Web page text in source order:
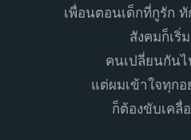
เพื่อนตอนเด็กที่กูรัก ทั
สังคมก็เริ่
คนเปลี่ยนกันไ
แต่ผมเข้าใจทุก
ก็ต้องขับเคลื่